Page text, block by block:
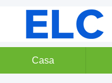
Casa